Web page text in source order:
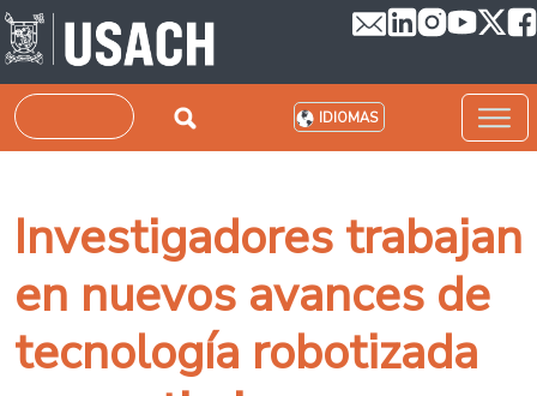
Pasar al contenido principal
Buscar IDIOMAS
Investigadores trabajan
en nuevos avances de
tecnología robotizada